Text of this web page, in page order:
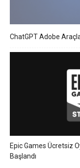
ChatGPT Adobe
Epic Games Ücretsiz
Başlandı